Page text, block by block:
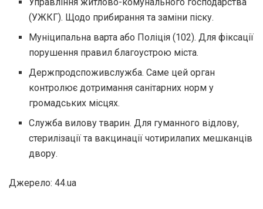
Управління житлово-комунального господарства
(УЖКГ). Щодо прибирання та заміни піску.
Муніципальна варта або Поліція (102). Для фіксації
порушення правил благоустрою міста.
Держпродспоживслужба. Саме цей орган
контролює дотримання санітарних норм у
громадських місцях.
Служба вилову тварин. Для гуманного відлову,
стерилізації та вакцинації чотирилапих мешканців
двору.
Джерело: 44.ua